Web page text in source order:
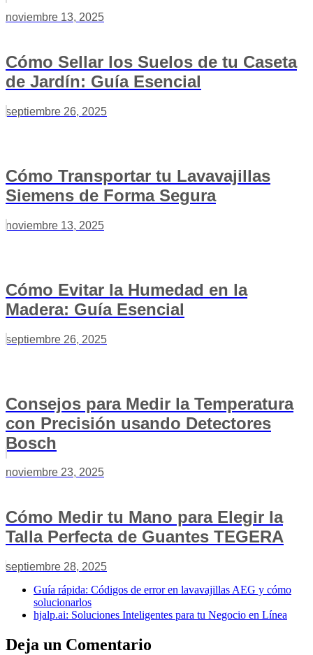
noviembre 13, 2025
Cómo Sellar los Suelos de tu Caseta
de Jardín: Guía Esencial
septiembre 26, 2025
Cómo Transportar tu Lavavajillas
Siemens de Forma Segura
noviembre 13, 2025
Cómo Evitar la Humedad en la
Madera: Guía Esencial
septiembre 26, 2025
Consejos para Medir la Temperatura
con Precisión usando Detectores
Bosch
noviembre 23, 2025
Cómo Medir tu Mano para Elegir la
Talla Perfecta de Guantes TEGERA
septiembre 28, 2025
Guía rápida: Códigos de error en lavavajillas AEG y cómo
solucionarlos
hjalp.ai: Soluciones Inteligentes para tu Negocio en Línea
Deja un Comentario